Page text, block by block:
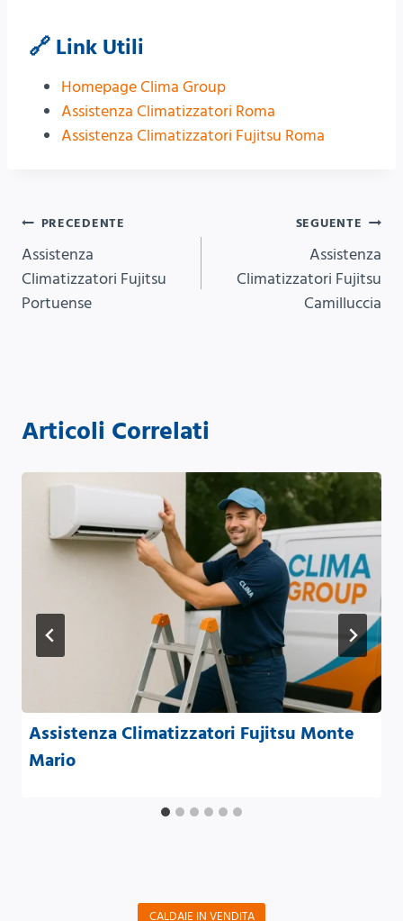
🔗 Link Utili
Homepage Clima Group
Assistenza Climatizzatori Roma
Assistenza Climatizzatori Fujitsu Roma
Navigazione
articoli
PRECEDENTE
Assistenza
Climatizzatori Fujitsu
Portuense
SEGUENTE
Assistenza
Climatizzatori Fujitsu
Camilluccia
Articoli Correlati
Assistenza Climatizzatori Fujitsu Monte
Mario
CALDAIE IN VENDITA